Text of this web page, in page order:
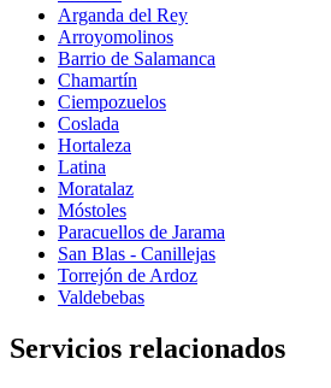
Arganda del Rey
Arroyomolinos
Barrio de Salamanca
Chamartín
Ciempozuelos
Coslada
Hortaleza
Latina
Moratalaz
Móstoles
Paracuellos de Jarama
San Blas - Canillejas
Torrejón de Ardoz
Valdebebas
Servicios relacionados